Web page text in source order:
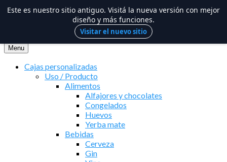
al
contenido
Menu
Cajas personalizadas
Uso / Producto
Alimentos
Alfajores y chocolates
Congelados
Huevos
Yerba mate
Bebidas
Cerveza
Gin
Este es nuestro sitio antiguo. Visitá la nueva versión con mejor
diseño y más funciones.
Visitar el nuevo sitio